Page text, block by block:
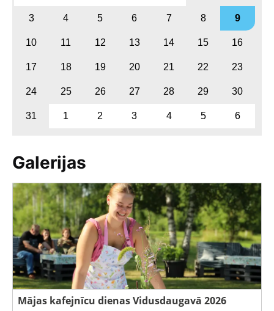
3 4 5 6 7 8 9
10 11 12 13 14 15 16
17 18 19 20 21 22 23
24 25 26 27 28 29 30
31 1 2 3 4 5 6
Galerijas
Mājas kafejnīcu dienas Vidusdaugavā 2026